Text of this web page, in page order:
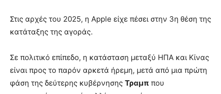
Στις αρχές του 2025, η Apple είχε πέσει στην 3η θέση της
κατάταξης της αγοράς.
Σε πολιτικό επίπεδο, η κατάσταση μεταξύ ΗΠΑ και Κίνας
είναι προς το παρόν αρκετά ήρεμη, μετά από μια πρώτη
φάση της δεύτερης κυβέρνησης Τραμπ που